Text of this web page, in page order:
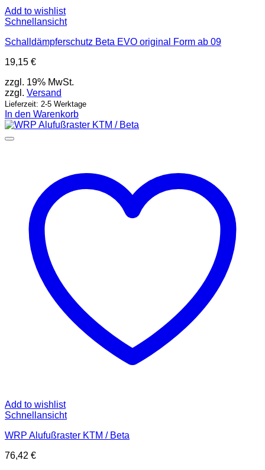
Add to wishlist
Schnellansicht
Schalldämpferschutz Beta EVO original Form ab 09
19,15 €
zzgl. 19% MwSt.
zzgl. Versand
Lieferzeit: 2-5 Werktage
In den Warenkorb
Add to wishlist
Schnellansicht
WRP Alufußraster KTM / Beta
76,42 €